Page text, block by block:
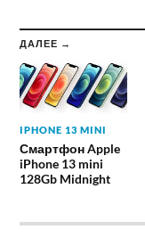
ДАЛЕЕ →
IPHONE 13 MINI
Смартфон Apple
iPhone 13 mini
128Gb Midnight